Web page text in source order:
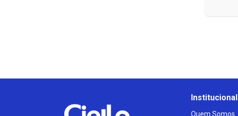
Institucional
Quem Somos